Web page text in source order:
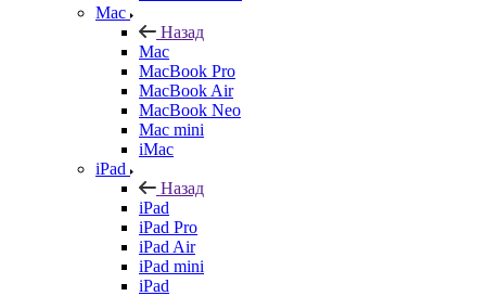
Mac
Назад
Mac
MacBook Pro
MacBook Air
MacBook Neo
Mac mini
iMac
iPad
Назад
iPad
iPad Pro
iPad Air
iPad mini
iPad